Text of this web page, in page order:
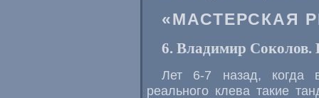
«МАСТЕРСКАЯ
6. Владимир
Лет 6-7 назад, когда
реального клева такие